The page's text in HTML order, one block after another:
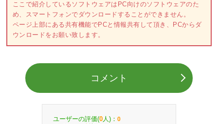
ここで紹介しているソフトウェアはPC向けのソフトウェアのた
め、スマートフォンでダウンロードすることができません。
ページ上部にある共有機能でPCと情報共有して頂き、PCからダ
ウンロードをお願い致します。
コメント
ユーザーの評価(0 人)： 0